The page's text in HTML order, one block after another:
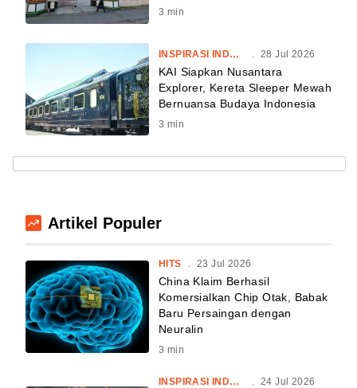
3 min
INSPIRASI INDONESIA 28 Jul 2026
KAI Siapkan Nusantara
Explorer, Kereta Sleeper Mewah
Bernuansa Budaya Indonesia
3 min
Artikel Populer
HITS 23 Jul 2026
China Klaim Berhasil
Komersialkan Chip Otak, Babak
Baru Persaingan dengan
Neuralin
3 min
INSPIRASI INDONESIA 24 Jul 2026